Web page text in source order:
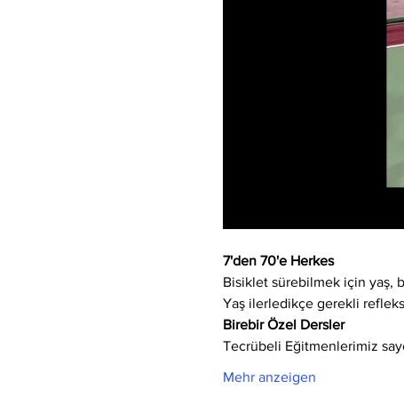
7'den 70'e Herkes
Bisiklet sürebilmek için yaş,
Yaş ilerledikçe gerekli
Birebir Özel Dersler
Tecrübeli Eğitmenlerimiz
Mehr anzeigen